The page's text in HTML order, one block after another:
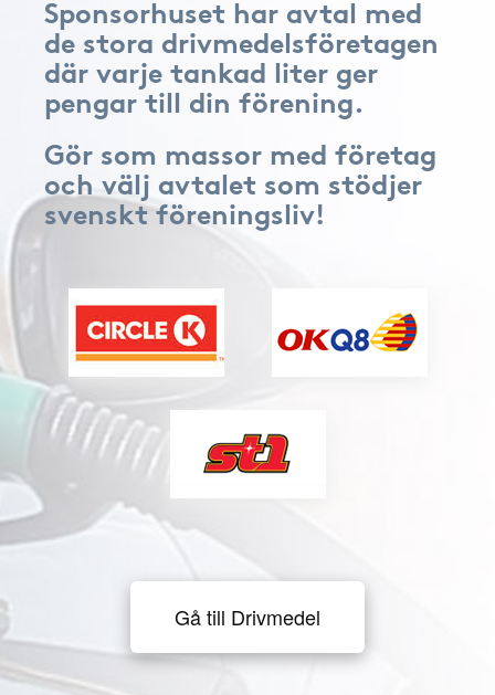
Sponsorhuset har avtal med
de stora drivmedelsföretagen
där varje tankad liter ger
pengar till din förening.
Gör som massor med företag
och välj avtalet som stödjer
svenskt föreningsliv!
Gå till Drivmedel